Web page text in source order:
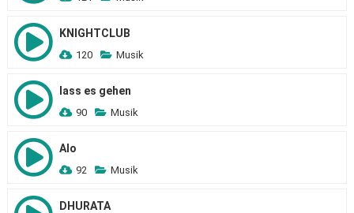
KNIGHTCLUB
120 Musik
lass es gehen
90 Musik
Alo
92 Musik
DHURATA